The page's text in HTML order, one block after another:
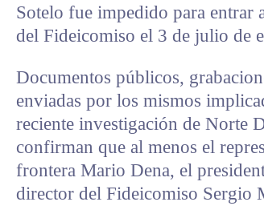
Sotelo fue impedido para entrar
del Fideicomiso el 3 de julio de
Documentos públicos,
enviadas por los mismos
reciente investigación de Norte
confirman que al menos el
frontera Mario Dena, el
director del Fideicomiso Sergio